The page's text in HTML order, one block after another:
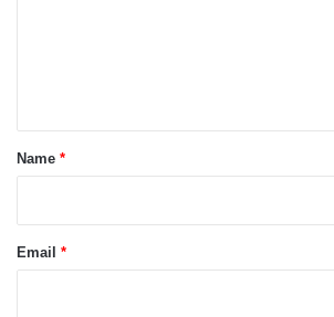
*Name *
Email *